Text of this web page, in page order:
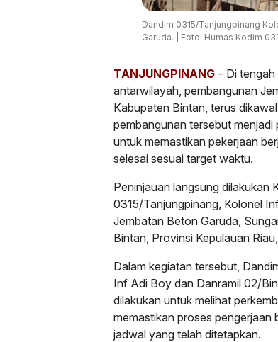
Dandim 0315/Tanjungpinang
Garuda. | Foto: Humas Kodim
TANJUNGPINANG – Di
antarwilayah, pembangunan
Kabupaten Bintan, terus
pembangunan tersebut
untuk memastikan pekerjaan
selesai sesuai target waktu.
Peninjauan langsung dilakukan
0315/Tanjungpinang, Kolonel
Jembatan Beton Garuda,
Bintan, Provinsi Kepulauan
Dalam kegiatan tersebut,
Inf Adi Boy dan Danramil 02/
dilakukan untuk melihat
memastikan proses pengerjaan
jadwal yang telah ditetapkan.